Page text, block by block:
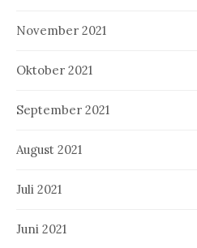
November 2021
Oktober 2021
September 2021
August 2021
Juli 2021
Juni 2021